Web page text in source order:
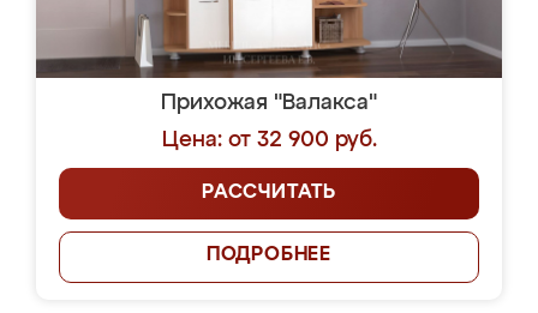
Прихожая "Валакса"
Цена: от 32 900 руб.
РАССЧИТАТЬ
ПОДРОБНЕЕ